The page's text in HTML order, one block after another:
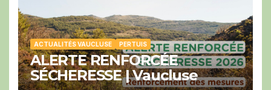
ACTUALITÉS VAUCLUSE PERTUIS
ALERTE RENFORCÉE
SÉCHERESSE | Vaucluse